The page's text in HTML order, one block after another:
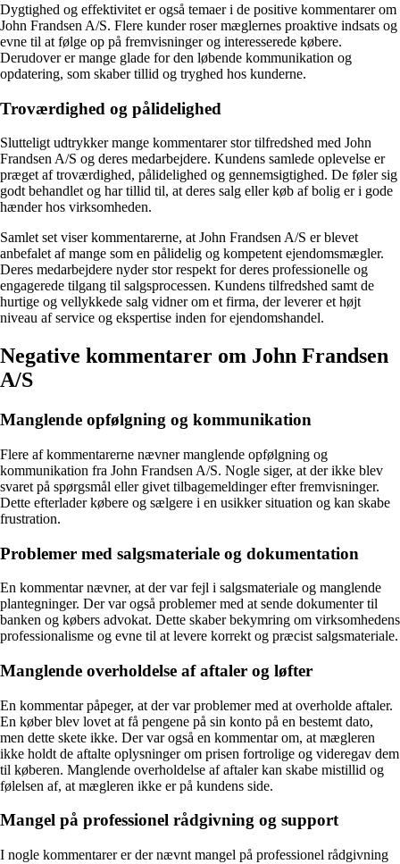
Dygtighed og effektivitet er også temaer i de positive kommentarer om
John Frandsen A/S. Flere kunder roser mæglernes proaktive indsats og
evne til at følge op på fremvisninger og interesserede købere.
Derudover er mange glade for den løbende kommunikation og
opdatering, som skaber tillid og tryghed hos kunderne.
Troværdighed og pålidelighed
Slutteligt udtrykker mange kommentarer stor tilfredshed med John
Frandsen A/S og deres medarbejdere. Kundens samlede oplevelse er
præget af troværdighed, pålidelighed og gennemsigtighed. De føler sig
godt behandlet og har tillid til, at deres salg eller køb af bolig er i gode
hænder hos virksomheden.
Samlet set viser kommentarerne, at John Frandsen A/S er blevet
anbefalet af mange som en pålidelig og kompetent ejendomsmægler.
Deres medarbejdere nyder stor respekt for deres professionelle og
engagerede tilgang til salgsprocessen. Kundens tilfredshed samt de
hurtige og vellykkede salg vidner om et firma, der leverer et højt
niveau af service og ekspertise inden for ejendomshandel.
Negative kommentarer om John Frandsen
A/S
Manglende opfølgning og kommunikation
Flere af kommentarerne nævner manglende opfølgning og
kommunikation fra John Frandsen A/S. Nogle siger, at der ikke blev
svaret på spørgsmål eller givet tilbagemeldinger efter fremvisninger.
Dette efterlader købere og sælgere i en usikker situation og kan skabe
frustration.
Problemer med salgsmateriale og dokumentation
En kommentar nævner, at der var fejl i salgsmateriale og manglende
plantegninger. Der var også problemer med at sende dokumenter til
banken og købers advokat. Dette skaber bekymring om virksomhedens
professionalisme og evne til at levere korrekt og præcist salgsmateriale.
Manglende overholdelse af aftaler og løfter
En kommentar påpeger, at der var problemer med at overholde aftaler.
En køber blev lovet at få pengene på sin konto på en bestemt dato,
men dette skete ikke. Der var også en kommentar om, at mægleren
ikke holdt de aftalte oplysninger om prisen fortrolige og videregav dem
til køberen. Manglende overholdelse af aftaler kan skabe mistillid og
følelsen af, at mægleren ikke er på kundens side.
Mangel på professionel rådgivning og support
I nogle kommentarer er der nævnt mangel på professionel rådgivning